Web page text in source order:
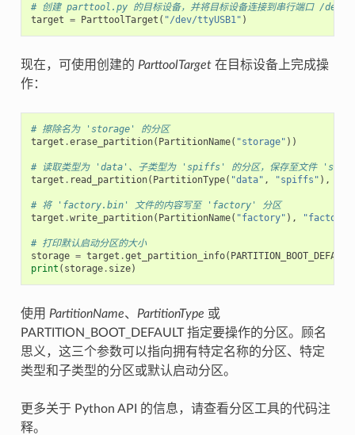
# 创建 parttool.py 的目标设备，并将目标设备连接到串行端口 /dev/
target = ParttoolTarget ( "/dev/ttyUSB1" )
现在，可使用创建的 ParttoolTarget在目标设备上完成操
作：
# 擦除名为 'storage' 的分区
target .erase_partition( PartitionName( "storage" ))
# 读取类型为 'data'、子类型为 'spiffs' 的分区，保存至文件
target . read_partition( PartitionType( "data" , "spiffs" ),
# 将 'factory.bin' 文件的内容写至 'factory' 分区
target .write_partition( PartitionName( "factory" ),
# 打印默认启动分区的大小
storage = target .get_partition_info( PARTITION_BOOT_DEFAULT
print ( storage. size)
使用 PartitionName、 PartitionType 或
PARTITION_BOOT_DEFAULT 指定要操作的分区。顾名
思义，这三个参数可以指向拥有特定名称的分区、特定
类型和子类型的分区或默认启动分区。
更多关于 Python API 的信息，请查看分区工具的代码注
释。